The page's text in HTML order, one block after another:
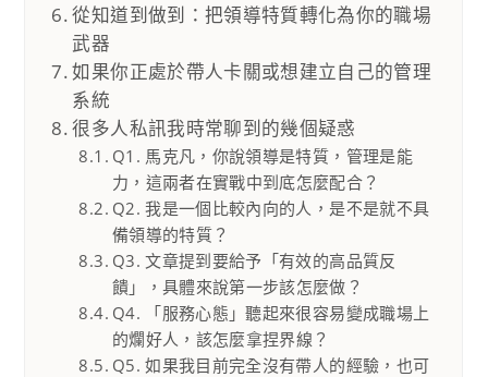
從知道到做到：把領導特質轉化為你的職場
武器
如果你正處於帶人卡關或想建立自己的管理
系統
很多人私訊我時常聊到的幾個疑惑
Q1. 馬克凡，你說領導是特質，管理是能
力，這兩者在實戰中到底怎麼配合？
Q2. 我是一個比較內向的人，是不是就不具
備領導的特質？
Q3. 文章提到要給予「有效的高品質反
饋」，具體來說第一步該怎麼做？
Q4. 「服務心態」聽起來很容易變成職場上
的爛好人，該怎麼拿捏界線？
Q5. 如果我目前完全沒有帶人的經驗，也可